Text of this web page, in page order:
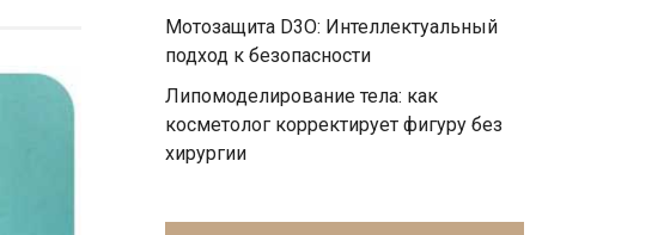
Мотозащита D3O: Интеллектуальный
подход к безопасности
Липомоделирование тела: как
косметолог корректирует фигуру без
хирургии